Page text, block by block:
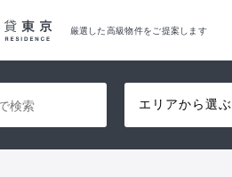
厳選した高級物件をご提案します
エリアから選ぶ